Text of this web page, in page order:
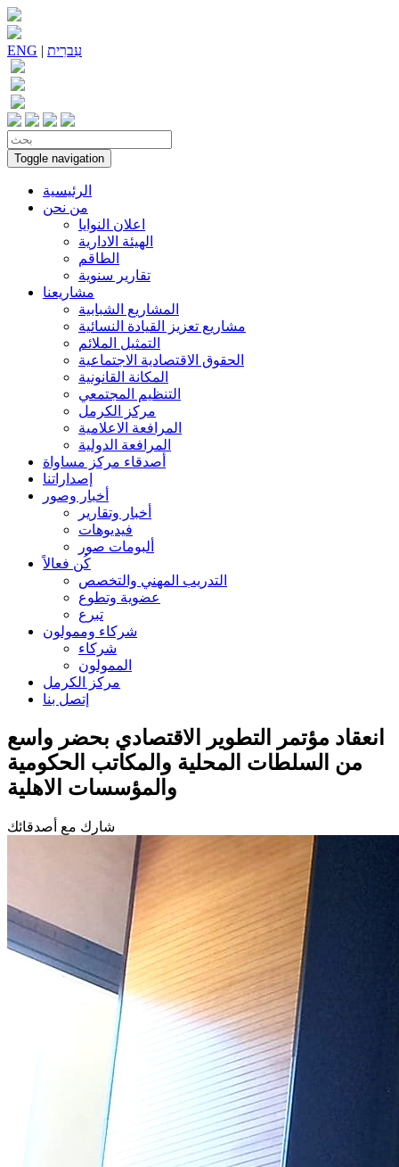
ENG | עִברִית
Toggle navigation
الرئيسية
من نحن
اعلان النوايا
الهيئة الادارية
الطاقم
تقارير سنوية
مشاريعنا
المشاريع الشبابية
مشاريع تعزيز القيادة النسائية
التمثيل الملائم
الحقوق الاقتصادية الاجتماعية
المكانة القانونية
التنظيم المجتمعي
مركز الكرمل
المرافعة الاعلامية
المرافعة الدولية
أصدقاء مركز مساواة
إصداراتنا
أخبار وصور
أخبار وتقارير
فيديوهات
ألبومات صور
كُن فعالاً
التدريب المهني والتخصص
عضوية وتطوع
تبرع
شركاء وممولون
شركاء
الممولون
مركز الكرمل
إتصل بنا
انعقاد مؤتمر التطوير الاقتصادي بحضر واسع
من السلطات المحلية والمكاتب الحكومية
والمؤسسات الاهلية
شارك مع أصدقائك